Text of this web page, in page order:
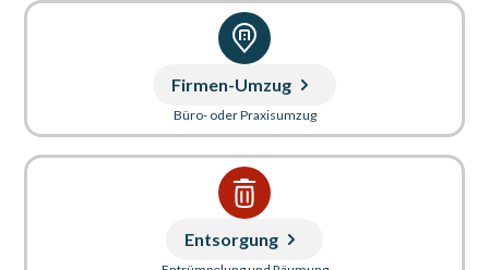
Firmen-Umzug
Büro- oder Praxisumzug
Entsorgung